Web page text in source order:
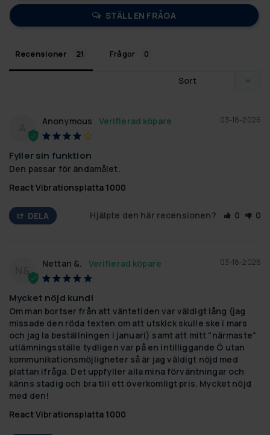
STÄLL EN FRÅGA
Recensioner Frågor
03-18-2026
Anonymous
Fyller sin funktion
Den passar för ändamålet.
React Vibrationsplatta 1000
DELA Hjälpte den här recensionen? 0 0
N&
03-18-2026
Nettan &.
Mycket nöjd kund!
Om man bortser från att väntetiden var väldigt lång (jag
missade den röda texten om att utskick skulle ske i mars
och jag la beställningen i januari) samt att mitt "närmaste"
utlämningsställe tydligen var på en intilliggande Ö utan
kommunikationsmöjligheter så är jag väldigt nöjd med
plattan ifråga. Det uppfyller alla mina förväntningar och
känns stadig och bra till ett överkomligt pris. Mycket nöjd
med den!
React Vibrationsplatta 1000